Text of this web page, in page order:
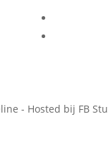
- Hosted bij FB